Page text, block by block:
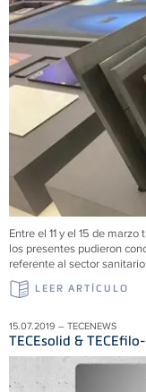
Entre el 11 y el 15 de
los presentes pudieron
referente al sector
LEER ARTÍCULO
15.07.2019 – TECENEWS
TECEsolid &